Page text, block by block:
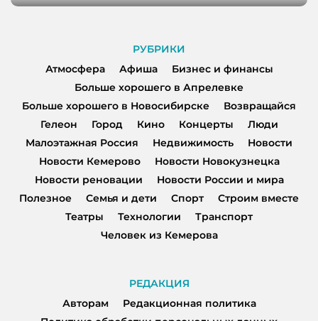
РУБРИКИ
Атмосфера
Афиша
Бизнес и финансы
Больше хорошего в Апрелевке
Больше хорошего в Новосибирске
Возвращайся
Гелеон
Город Кино Концерты
Люди
Малоэтажная Россия
Недвижимость
Новости
Новости Кемерово
Новости Новокузнецка
Новости реновации
Новости России и мира
Полезное
Семья и дети Спорт
Строим вместе
Театры
Технологии
Транспорт
Человек из Кемерова
РЕДАКЦИЯ
Авторам
Редакционная политика